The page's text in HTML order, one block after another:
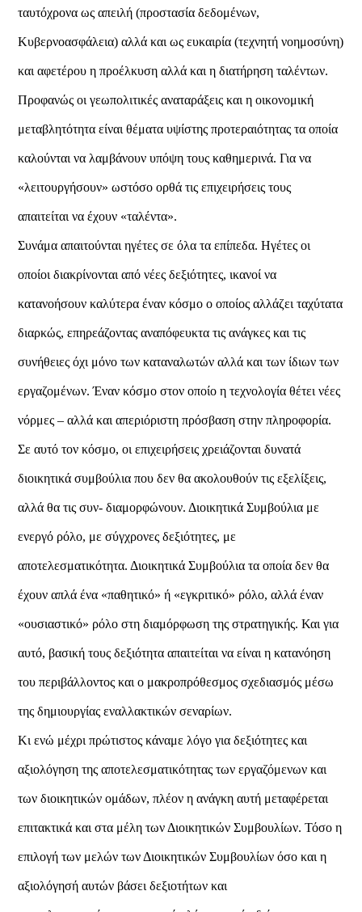
ταυτόχρονα ως απειλή (προστασία δεδομένων,
Κυβερνοασφάλεια) αλλά και ως ευκαιρία (τεχνητή νοημοσύνη)
και αφετέρου η προέλκυση αλλά και η διατήρηση ταλέντων.
Προφανώς οι γεωπολιτικές αναταράξεις και η οικονομική
μεταβλητότητα είναι θέματα υψίστης προτεραιότητας τα οποία
καλούνται να λαμβάνουν υπόψη τους καθημερινά. Για να
«λειτουργήσουν» ωστόσο ορθά τις επιχειρήσεις τους
απαιτείται να έχουν «ταλέντα».
Συνάμα απαιτούνται ηγέτες σε όλα τα επίπεδα. Ηγέτες οι
οποίοι διακρίνονται από νέες δεξιότητες, ικανοί να
κατανοήσουν καλύτερα έναν κόσμο ο οποίος αλλάζει ταχύτατα
διαρκώς, επηρεάζοντας αναπόφευκτα τις ανάγκες και τις
συνήθειες όχι μόνο των καταναλωτών αλλά και των ίδιων των
εργαζομένων. Έναν κόσμο στον οποίο η τεχνολογία θέτει νέες
νόρμες – αλλά και απεριόριστη πρόσβαση στην πληροφορία.
Σε αυτό τον κόσμο, οι επιχειρήσεις χρειάζονται δυνατά
διοικητικά συμβούλια που δεν θα ακολουθούν τις εξελίξεις,
αλλά θα τις συν- διαμορφώνουν. Διοικητικά Συμβούλια με
ενεργό ρόλο, με σύγχρονες δεξιότητες, με
αποτελεσματικότητα. Διοικητικά Συμβούλια τα οποία δεν θα
έχουν απλά ένα «παθητικό» ή «εγκριτικό» ρόλο, αλλά έναν
«ουσιαστικό» ρόλο στη διαμόρφωση της στρατηγικής. Και για
αυτό, βασική τους δεξιότητα απαιτείται να είναι η κατανόηση
του περιβάλλοντος και ο μακροπρόθεσμος σχεδιασμός μέσω
της δημιουργίας εναλλακτικών σεναρίων.
Κι ενώ μέχρι πρώτιστος κάναμε λόγο για δεξιότητες και
αξιολόγηση της αποτελεσματικότητας των εργαζόμενων και
των διοικητικών ομάδων, πλέον η ανάγκη αυτή μεταφέρεται
επιτακτικά και στα μέλη των Διοικητικών Συμβουλίων. Τόσο η
επιλογή των μελών των Διοικητικών Συμβουλίων όσο και η
αξιολόγησή αυτών βάσει δεξιοτήτων και